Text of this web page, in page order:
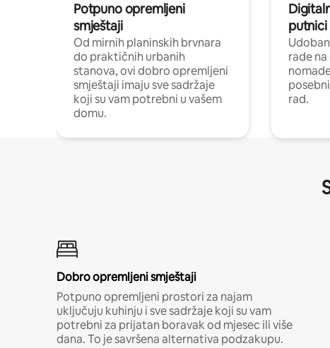
Potpuno opremljeni
smještaji
Od mirnih planinskih brvnara
do praktičnih urbanih
stanova, ovi dobro opremljeni
smještaji imaju sve sadržaje
koji su vam potrebni u vašem
domu.
putnici
rade
rad.
Dobro opremljeni smještaji
Potpuno opremljeni prostori za najam
uključuju kuhinju i sve sadržaje koji su vam
potrebni za prijatan boravak od mjesec ili više
dana. To je savršena alternativa podzakupu.